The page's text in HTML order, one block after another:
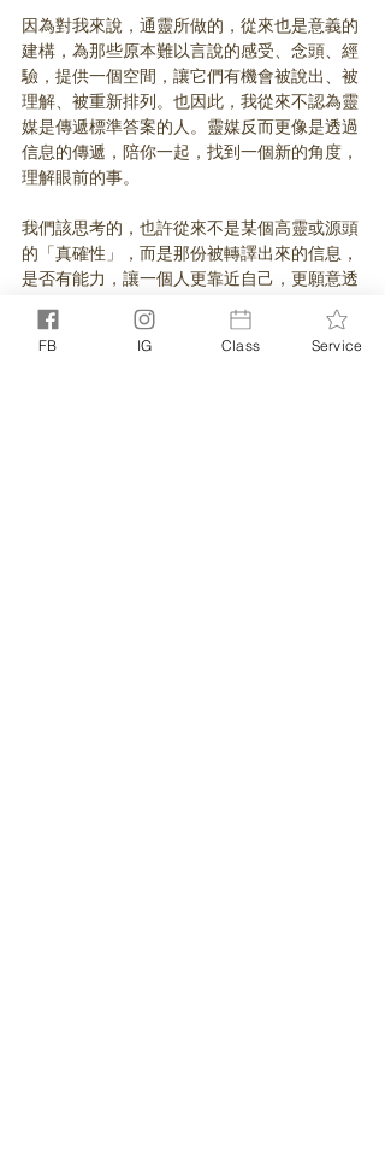
因為對我來說，通靈所做的，從來也是意義的
建構，為那些原本難以言說的感受、念頭、經
驗，提供一個空間，讓它們有機會被說出、被
理解、被重新排列。也因此，我從來不認為靈
媒是傳遞標準答案的人。靈媒反而更像是透過
信息的傳遞，陪你一起，找到一個新的角度，
理解眼前的事。
我們該思考的，也許從來不是某個高靈或源頭
的「真確性」，而是那份被轉譯出來的信息，
是否有能力，讓一個人更靠近自己，更願意透
過行動，把生活過成自己喜歡的樣子。
FB IG Class Service